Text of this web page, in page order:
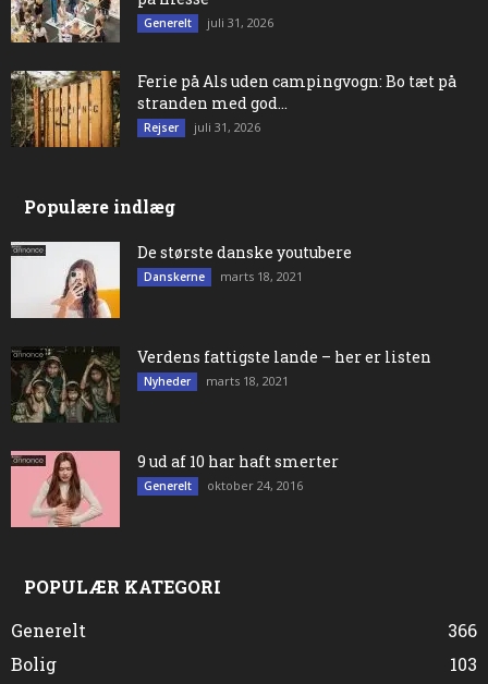
Generelt juli 31, 2026
Ferie på Als uden campingvogn: Bo tæt på
stranden med god...
Rejser juli 31, 2026
Populære indlæg
De største danske youtubere
Danskerne marts 18, 2021
Verdens fattigste lande – her er listen
Nyheder marts 18, 2021
9 ud af 10 har haft smerter
Generelt oktober 24, 2016
POPULÆR KATEGORI
Generelt
366
Bolig
103